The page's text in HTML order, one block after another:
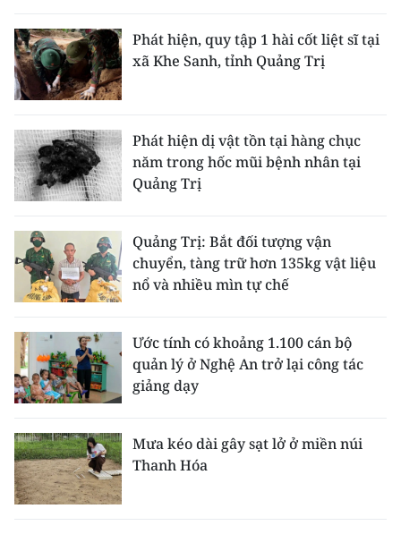
Phát hiện, quy tập 1 hài cốt liệt sĩ tại
xã Khe Sanh, tỉnh Quảng Trị
Phát hiện dị vật tồn tại hàng chục
năm trong hốc mũi bệnh nhân tại
Quảng Trị
Quảng Trị: Bắt đối tượng vận
chuyển, tàng trữ hơn 135kg vật liệu
nổ và nhiều mìn tự chế
Ước tính có khoảng 1.100 cán bộ
quản lý ở Nghệ An trở lại công tác
giảng dạy
Mưa kéo dài gây sạt lở ở miền núi
Thanh Hóa